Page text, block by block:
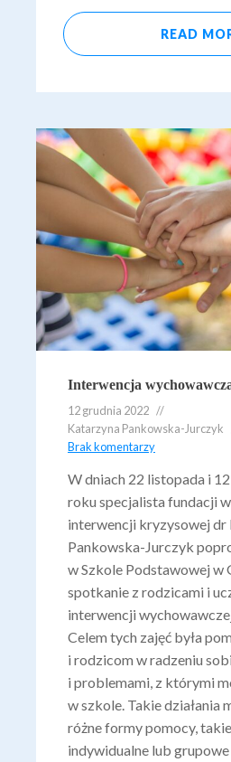
READ
Interwencja
12 grudnia 2022
Katarzyna Pankowska-Jurczyk
Brak komentarzy
W dniach 22 listopada i
roku specjalista fundacji
interwencji kryzysowej dr
Pankowska-Jurczyk
w Szkole Podstawowej w
spotkanie z rodzicami i
interwencji
Celem tych zajęć była
i rodzicom w radzeniu
i problemami, z którymi
w szkole. Takie działania
różne formy pomocy,
indywidualne lub